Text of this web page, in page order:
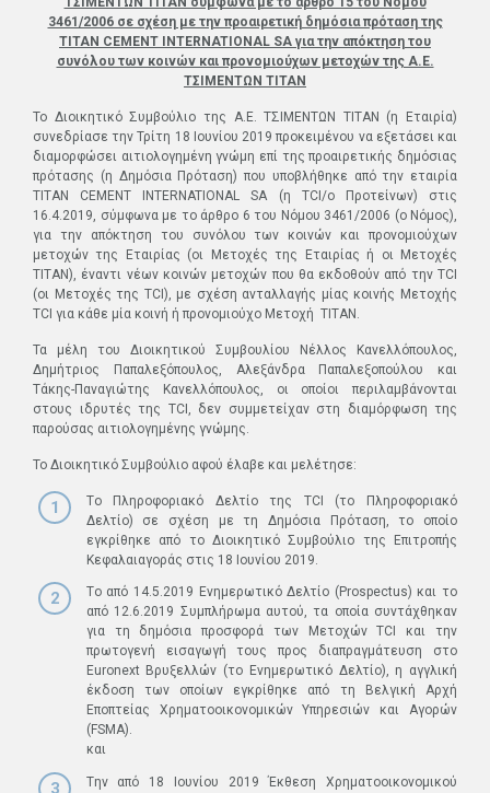
3461/2006 σε σχέση με την προαιρετική δημόσια πρόταση της
TITAN CEMENT INTERNATIONAL SA για την απόκτηση του
συνόλου των κοινών και προνομιούχων μετοχών της Α.Ε.
ΤΣΙΜΕΝΤΩΝ ΤΙΤΑΝ
Το Διοικητικό Συμβούλιο της A.E. TΣΙΜΕΝΤΩΝ ΤΙΤΑΝ (η Εταιρία)
συνεδρίασε την Τρίτη 18 Ιουνίου 2019 προκειμένου να εξετάσει και
διαμορφώσει αιτιολογημένη γνώμη επί της προαιρετικής δημόσιας
πρότασης (η Δημόσια Πρόταση) που υποβλήθηκε από την εταιρία
TITAN CEMENT INTERNATIONAL SA (η TCI/ο Προτείνων) στις
16.4.2019, σύμφωνα µε το άρθρο 6 του Νόμου 3461/2006 (ο Νόμος),
για την απόκτηση του συνόλου των κοινών και προνομιούχων
μετοχών της Εταιρίας (οι Μετοχές της Εταιρίας ή οι Μετοχές
ΤΙΤΑΝ), έναντι νέων κοινών μετοχών που θα εκδοθούν από την TCI
(οι Μετοχές της ΤCI), µε σχέση ανταλλαγής μίας κοινής Μετοχής
ΤCI για κάθε μία κοινή ή προνομιούχο Μετοχή ΤΙΤΑΝ.
Τα μέλη του Διοικητικού Συμβουλίου Νέλλος Κανελλόπουλος,
Δημήτριος Παπαλεξόπουλος, Αλεξάνδρα Παπαλεξοπούλου και
Τάκης-Παναγιώτης Κανελλόπουλος, οι οποίοι περιλαμβάνονται
στους ιδρυτές της TCI, δεν συμμετείχαν στη διαμόρφωση της
παρούσας αιτιολογημένης γνώμης.
Το Διοικητικό Συμβούλιο αφού έλαβε και μελέτησε:
Τo Πληροφοριακό Δελτίο της ΤCI (το Πληροφοριακό
Δελτίο) σε σχέση µε τη Δημόσια Πρόταση, το οποίο
εγκρίθηκε από το Διοικητικό Συμβούλιο της Επιτροπής
Κεφαλαιαγοράς στις 18 Ιουνίου 2019.
Tο από 14.5.2019 Ενημερωτικό Δελτίο (Prospectus) και το
από 12.6.2019 Συμπλήρωμα αυτού, τα οποία συντάχθηκαν
για τη δημόσια προσφορά των Μετοχών TCI και την
πρωτογενή εισαγωγή τους προς διαπραγμάτευση στο
Euronext Βρυξελλών (το Ενημερωτικό Δελτίο), η αγγλική
έκδοση των οποίων εγκρίθηκε από τη Βελγική Αρχή
Εποπτείας Χρηματοοικονομικών Υπηρεσιών και Αγορών
(FSMA).
και
Tην από 18 Ιουνίου 2019 Έκθεση Χρηματοοικονομικού